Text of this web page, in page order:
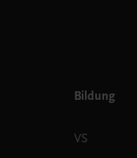
Bildung
VS